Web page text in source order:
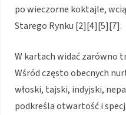
po wieczorne koktajle,
Starego Rynku [2][4][5][7].
W kartach widać zarówno
Wśród często obecnych
włoski, tajski, indyjski,
podkreśla otwartość i